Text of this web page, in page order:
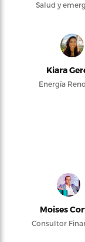
Salud y
Kiara
Energía
Moises
Consultor